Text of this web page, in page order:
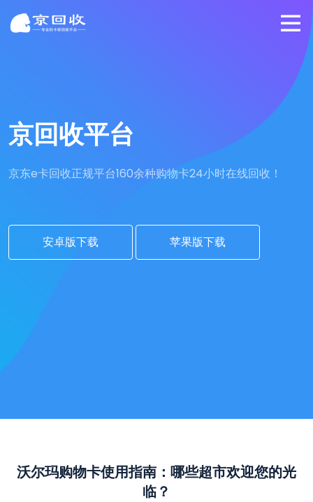
京回收平台
京东e卡回收正规平台160余种购物卡24小时在线回收！
安卓版下载 苹果版下载
沃尔玛购物卡使用指南：哪些超市欢迎您的光
临？